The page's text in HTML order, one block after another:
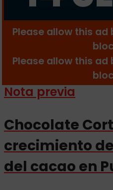
Nota previa
Chocolate
crecimiento
del cacao en